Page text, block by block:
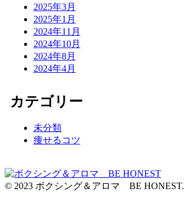
2025年3月
2025年1月
2024年11月
2024年10月
2024年8月
2024年4月
カテゴリー
未分類
痩せるコツ
© 2023 ボクシング＆アロマ BE HONEST.